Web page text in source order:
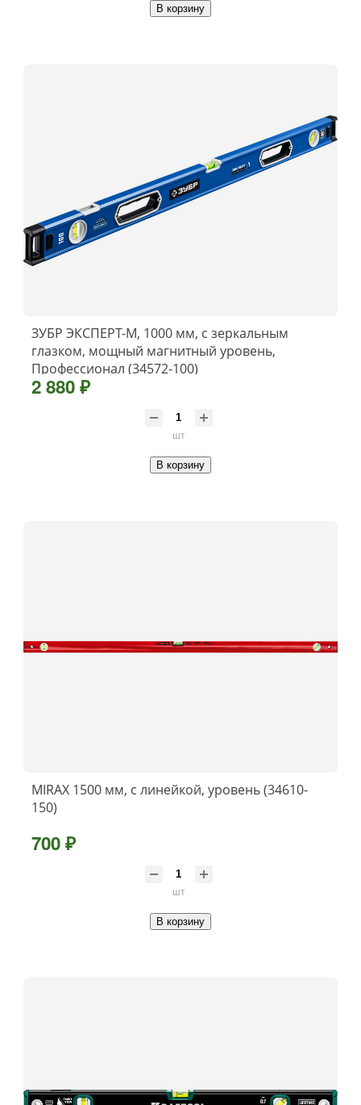
В корзину
ЗУБР ЭКСПЕРТ-М, 1000 мм, с зеркальным
глазком, мощный магнитный уровень,
Профессионал (34572-100)
2 880 ₽
шт
В корзину
MIRAX 1500 мм, с линейкой, уровень (34610-
150)
700 ₽
шт
В корзину